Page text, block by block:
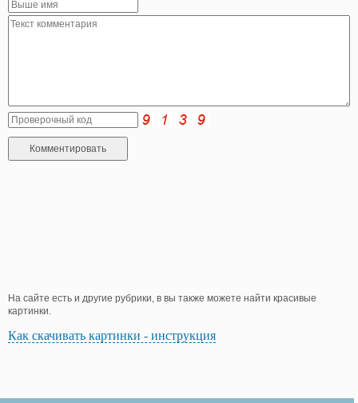
На сайте есть и другие рубрики, в вы также можете найти красивые
картинки.
Как скачивать картинки - инструкция